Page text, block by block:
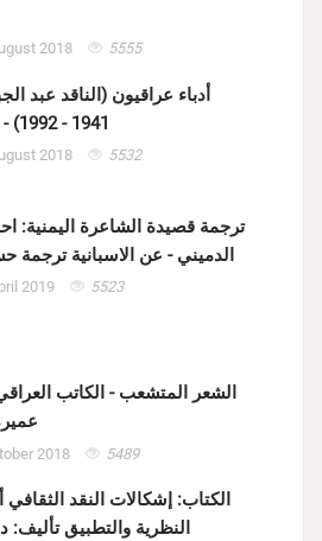
2018 5555
أدباء عراقيون (الناقد عبد
1941 - 1992) - الشنفرى
2018 5532
ترجمة قصيدة الشاعرة اليمنية:
الدميني - عن الاسبانية ترجمة
2019 5523
الشعر المتشعب - الكاتب
2018 5489
الكتاب: إشكالات النقد
النظرية والتطبيق تأليف: